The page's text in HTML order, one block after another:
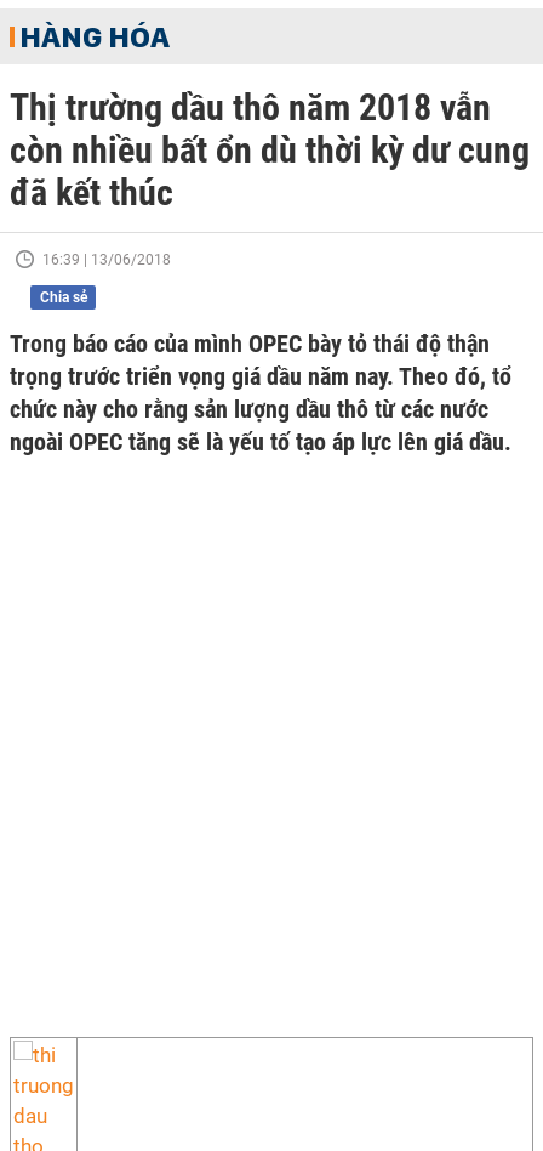
HÀNG HÓA
Thị trường dầu thô năm 2018 vẫn
còn nhiều bất ổn dù thời kỳ dư cung
đã kết thúc
16:39 | 13/06/2018
Chia sẻ
Trong báo cáo của mình OPEC bày tỏ thái độ thận
trọng trước triển vọng giá dầu năm nay. Theo đó, tổ
chức này cho rằng sản lượng dầu thô từ các nước
ngoài OPEC tăng sẽ là yếu tố tạo áp lực lên giá dầu.